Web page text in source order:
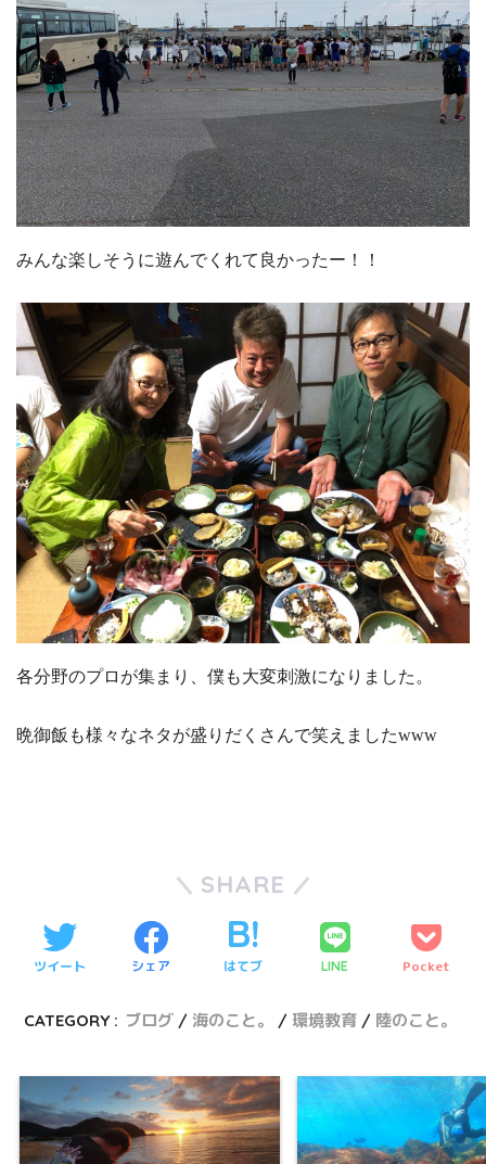
みんな楽しそうに遊んでくれて良かったー！！
各分野のプロが集まり、僕も大変刺激になりました。
晩御飯も様々なネタが盛りだくさんで笑えましたwww
SHARE
ツイート シェア はてブ LINE Pocket
CATEGORY : ブログ 海のこと。 環境教育 陸のこと。